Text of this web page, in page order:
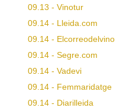
09.13 - Vinotur
09.14 - Lleida.com
09.14 - Elcorreodelvino
09.14 - Segre.com
09.14 - Vadevi
09.14 - Femmaridatge
09.14 - Diarilleida